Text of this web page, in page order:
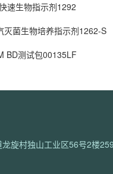
速生物指示剂1292
灭菌生物培养指示剂1262-S
BD测试包00135LF
旋村独山工业区56号2楼